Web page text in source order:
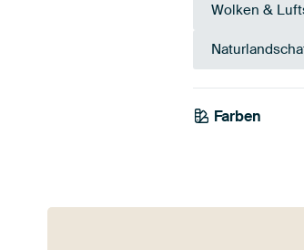
Wolken &
Farben
Taupe